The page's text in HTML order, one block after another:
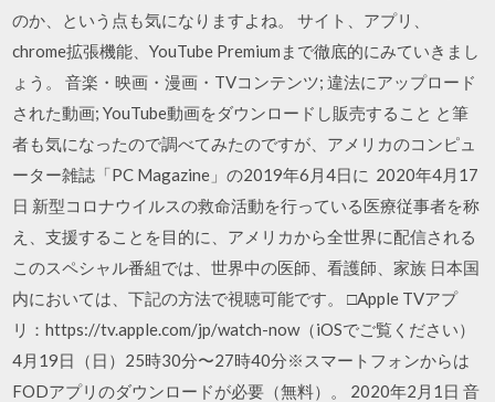
のか、という点も気になりますよね。 サイト、アプリ、
chrome拡張機能、YouTube Premiumまで徹底的にみていきまし
ょう。 音楽・映画・漫画・TVコンテンツ; 違法にアップロード
された動画; YouTube動画をダウンロードし販売すること と筆
者も気になったので調べてみたのですが、アメリカのコンピュ
ーター雑誌「PC Magazine」の2019年6月4日に 2020年4月17
日 新型コロナウイルスの救命活動を行っている医療従事者を称
え、支援することを目的に、アメリカから全世界に配信される
このスペシャル番組では、世界中の医師、看護師、家族 日本国
内においては、下記の方法で視聴可能です。 □Apple TVアプ
リ：https://tv.apple.com/jp/watch-now（iOSでご覧ください）
4月19日（日）25時30分〜27時40分※スマートフォンからは
FODアプリのダウンロードが必要（無料）。 2020年2月1日 音